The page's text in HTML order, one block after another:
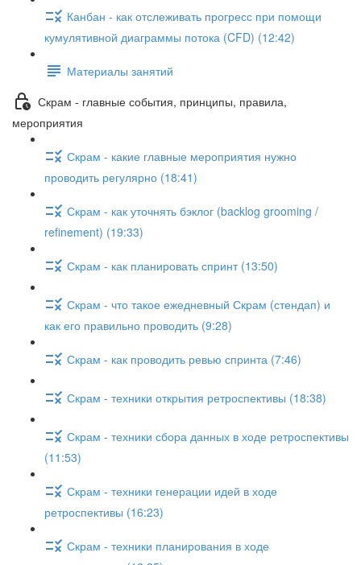
Канбан - как отслеживать прогресс при помощи
кумулятивной диаграммы потока (CFD) (12:42)
Материалы занятий
Скрам - главные события, принципы, правила,
мероприятия
Скрам - какие главные мероприятия нужно
проводить регулярно (18:41)
Скрам - как уточнять бэклог (backlog grooming /
refinement) (19:33)
Скрам - как планировать спринт (13:50)
Скрам - что такое ежедневный Скрам (стендап) и
как его правильно проводить (9:28)
Скрам - как проводить ревью спринта (7:46)
Скрам - техники открытия ретроспективы (18:38)
Скрам - техники сбора данных в ходе ретроспективы
(11:53)
Скрам - техники генерации идей в ходе
ретроспективы (16:23)
Скрам - техники планирования в ходе